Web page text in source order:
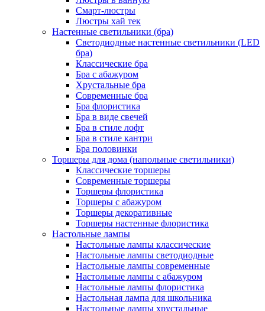
Смарт-люстры
Люстры хай тек
Настенные светильники (бра)
Светодиодные настенные светильники (LED
бра)
Классические бра
Бра с абажуром
Хрустальные бра
Современные бра
Бра флористика
Бра в виде свечей
Бра в стиле лофт
Бра в стиле кантри
Бра половинки
Торшеры для дома (напольные светильники)
Классические торшеры
Современные торшеры
Торшеры флористика
Торшеры с абажуром
Торшеры декоративные
Торшеры настенные флористика
Настольные лампы
Настольные лампы классические
Настольные лампы светодиодные
Настольные лампы современные
Настольные лампы с абажуром
Настольные лампы флористика
Настольная лампа для школьника
Настольные лампы хрустальные